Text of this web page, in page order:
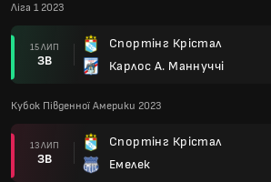
Ліга 1 2023
15 ЛИП
ЗВ
Спортінг Крістал
Карлос А. Маннуччі
Кубок Південної Америки 2023
13 ЛИП
ЗВ
Спортінг Крістал
Емелек